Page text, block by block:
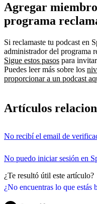
¿No encuentras lo que estás
Agregar
programa
Si reclamaste tu podcast en
administrador del programa
Sigue estos pasos para
Puedes leer más sobre los
proporcionar a un podcast
Artículos
No recibí el email de
No puedo iniciar sesión en
¿Te resultó útil este artículo?